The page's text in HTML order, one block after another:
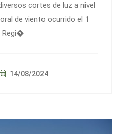
cortes de luz a nivel
de viento ocurrido el 1
Regi�
14/08/2024